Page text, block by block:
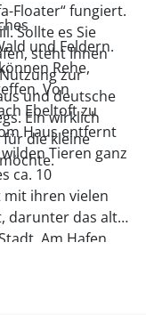
Floater“ fungiert.
Sollte es Sie
steht Ihnen
zur
und deutsche
Ein wirklich
für die kleine
und Feldern.
Rehe,
Von
Ebeltoft zu
Haus entfernt
Tieren ganz
ca. 10
ihren vielen
darunter das alte
Am Hafen
in der
gute